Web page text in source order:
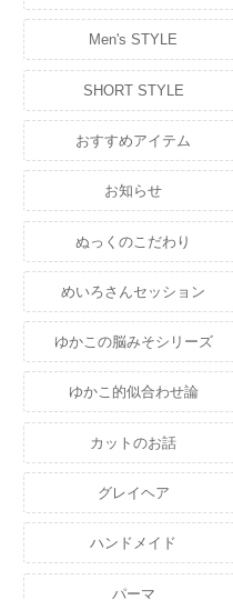
Men's STYLE
SHORT STYLE
おすすめアイテム
お知らせ
ぬっくのこだわり
めいろさんセッション
ゆかこの脳みそシリーズ
ゆかこ的似合わせ論
カットのお話
グレイヘア
ハンドメイド
パーマ